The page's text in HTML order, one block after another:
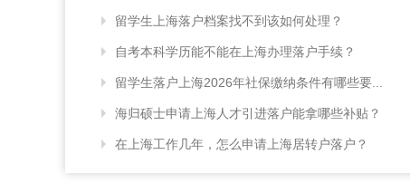
留学生上海落户档案找不到该如何处理？
自考本科学历能不能在上海办理落户手续？
留学生落户上海2026年社保缴纳条件有哪些要...
海归硕士申请上海人才引进落户能拿哪些补贴？
在上海工作几年，怎么申请上海居转户落户？